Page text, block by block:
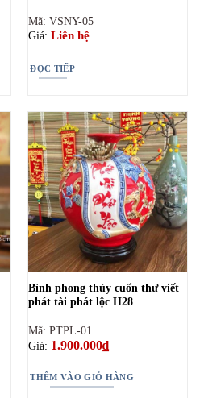
Mã: VSNY-05
Giá: Liên hệ
ĐỌC TIẾP
Bình phong thủy cuốn thư viết
phát tài phát lộc H28
Mã: PTPL-01
Giá: 1.900.000₫
THÊM VÀO GIỎ HÀNG